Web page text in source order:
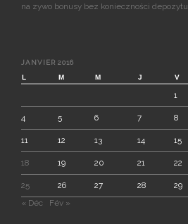
na zywo bonusy bez konieczności depozytu.
JANVIER 2016
L
M M J V
1
4 5 6 7 8
11 12 13 14 15
18 19 20 21 22
25 26 27 28 29
« Déc
Fév »